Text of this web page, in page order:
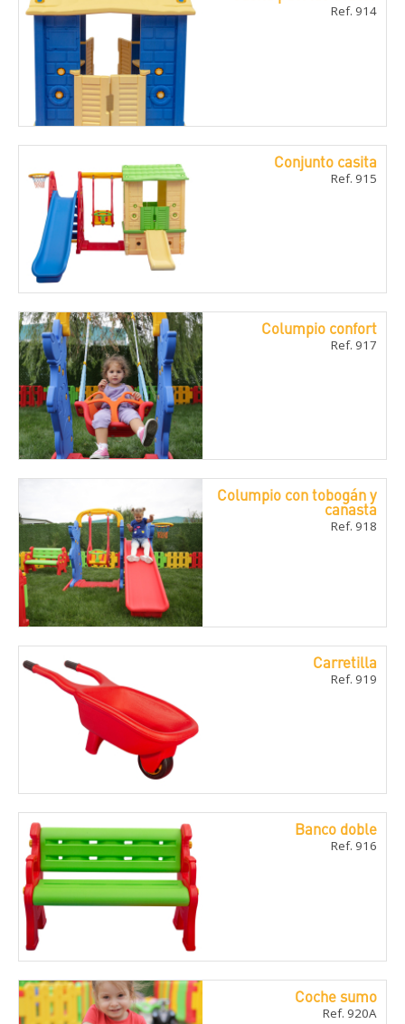
Ref. 914
Conjunto casita
Ref. 915
Columpio confort
Ref. 917
Columpio con tobogán y
canasta
Ref. 918
Carretilla
Ref. 919
Banco doble
Ref. 916
Coche sumo
Ref. 920A